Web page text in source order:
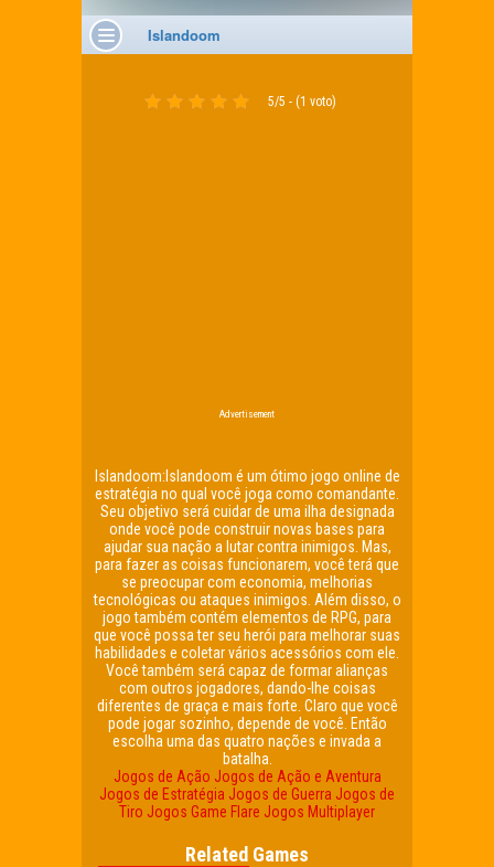
5/5 - (1 voto)
Advertisement
Islandoom:Islandoom é um ótimo jogo online de
estratégia no qual você joga como comandante.
Seu objetivo será cuidar de uma ilha designada
onde você pode construir novas bases para
ajudar sua nação a lutar contra inimigos. Mas,
para fazer as coisas funcionarem, você terá que
se preocupar com economia, melhorias
tecnológicas ou ataques inimigos. Além disso, o
jogo também contém elementos de RPG, para
que você possa ter seu herói para melhorar suas
habilidades e coletar vários acessórios com ele.
Você também será capaz de formar alianças
com outros jogadores, dando-lhe coisas
diferentes de graça e mais forte. Claro que você
pode jogar sozinho, depende de você. Então
escolha uma das quatro nações e invada a
batalha.
Jogos de Ação Jogos de Ação e Aventura
Jogos de Estratégia Jogos de Guerra Jogos de
Tiro Jogos Game Flare Jogos Multiplayer
Related Games